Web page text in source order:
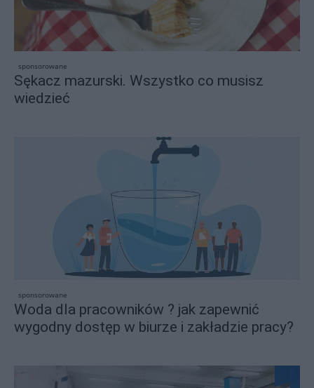
sponsorowane
Sękacz mazurski. Wszystko co musisz
wiedzieć
sponsorowane
Woda dla pracowników ? jak zapewnić
wygodny dostęp w biurze i zakładzie pracy?